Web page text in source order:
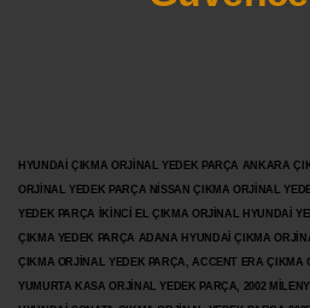
HYUNDAİ ÇIKMA ORJİNAL YEDEK PARÇA ANKARA
ORJİNAL YEDEK PARÇA NİSSAN ÇIKMA ORJİNAL
YEDEK PARÇA İKİNCİ EL ÇIKMA ORJİNAL HYUNDAİ
ÇIKMA YEDEK PARÇA ADANA HYUNDAİ ÇIKMA
ÇIKMA ORJİNAL YEDEK PARÇA, ACCENT ERA ÇIKMA
YUMURTA KASA ORJİNAL YEDEK PARÇA, 2002